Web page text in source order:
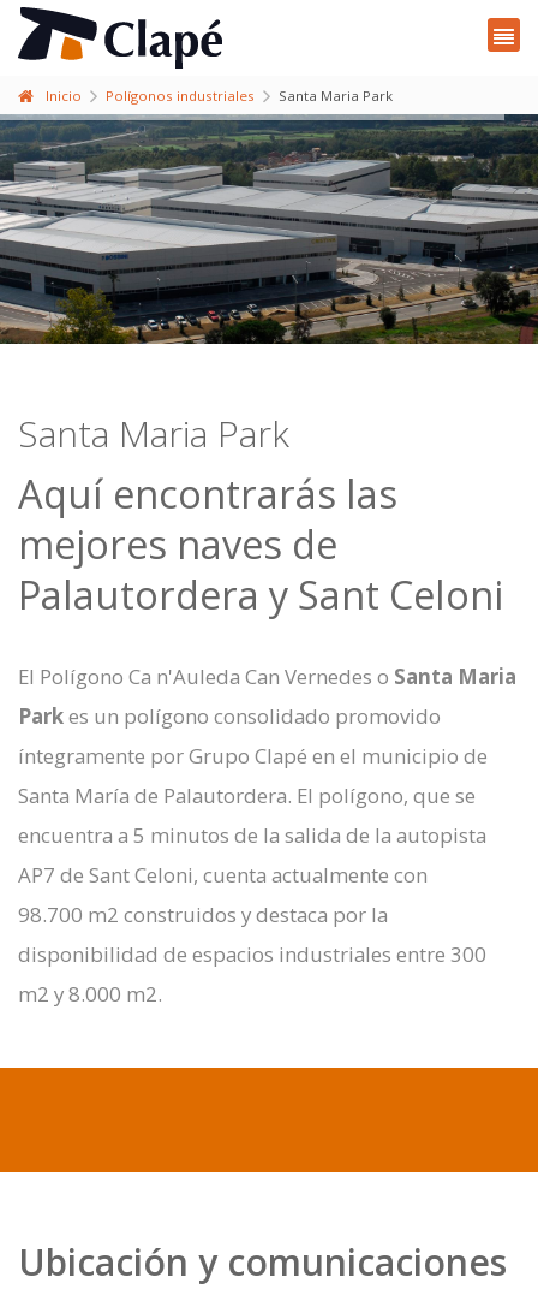
Inicio Polígonos industriales Santa Maria Park
Santa Maria Park
Aquí encontrarás las
mejores naves de
Palautordera y Sant Celoni
El Polígono Ca n'Auleda Can Vernedes o Santa Maria
Parkes un polígono consolidado promovido
íntegramente por Grupo Clapé en el municipio de
Santa María de Palautordera. El polígono, que se
encuentra a 5 minutos de la salida de la autopista
AP7 de Sant Celoni, cuenta actualmente con
98.700 m2 construidos y destaca por la
disponibilidad de espacios industriales entre 300
m2 y 8.000 m2.
Ubicación y comunicaciones